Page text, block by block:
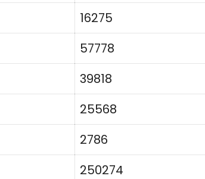
16275
57778
39818
25568
2786
250274